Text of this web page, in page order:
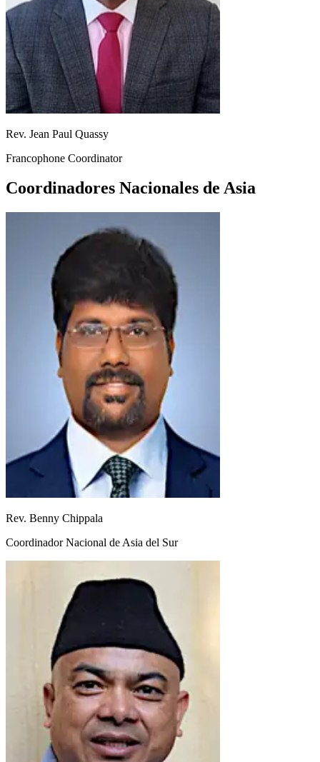
Rev. Jean Paul Quassy
Francophone Coordinator
Coordinadores Nacionales de Asia
Rev. Benny Chippala
Coordinador Nacional de Asia del Sur